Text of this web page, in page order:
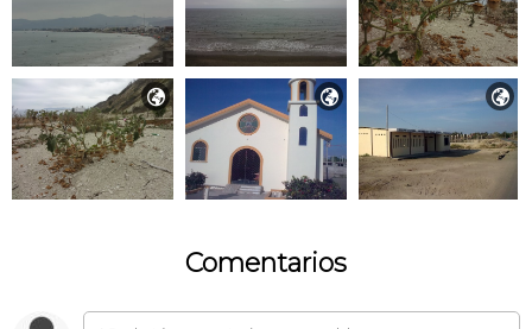
  
Comentarios